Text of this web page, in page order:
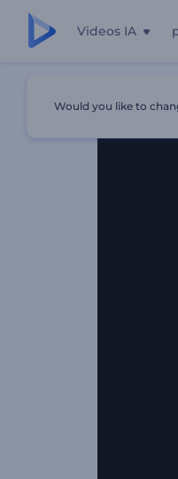
Videos IA
Would you like to